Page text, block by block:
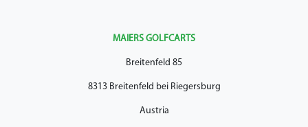
MAIERS GOLFCARTS
Breitenfeld 85
8313 Breitenfeld bei Riegersburg
Austria